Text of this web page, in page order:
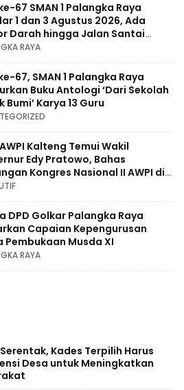
67 SMAN 1 Palangka Raya
1 dan 3 Agustus 2026, Ada
Darah hingga Jalan Santai
Doorprize
RAYA
67, SMAN 1 Palangka Raya
Buku Antologi ‘Dari Sekolah
Bumi’ Karya 13 Guru
Kalteng Temui Wakil
Edy Pratowo, Bahas
Kongres Nasional II AWPI di
Tengah
DPD Golkar Palangka Raya
Capaian Kepengurusan
Pembukaan Musda XI
RAYA
Kades Terpilih Harus
Desa untuk Meningkatkan